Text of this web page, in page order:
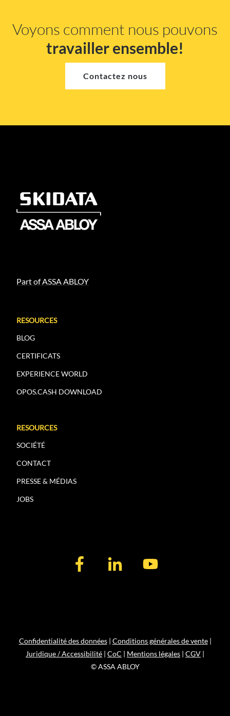
Voyons comment nous pouvons
travailler ensemble!
Contactez nous
Part of ASSA ABLOY
RESOURCES
BLOG
CERTIFICATS
EXPERIENCE WORLD
OPOS.CASH DOWNLOAD
RESOURCES
SOCIÉTÉ
CONTACT
PRESSE & MÉDIAS
JOBS
Confidentialité des données| Conditions générales de vente|
Juridique / Accessibilité | CoC | Mentions légales | CGV |
© ASSA ABLOY